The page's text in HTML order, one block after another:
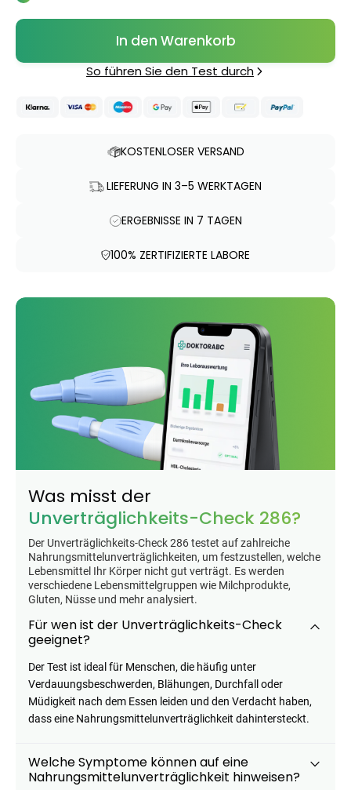
Categories
TestzentrumArzneimittel
&
Gesundheit
Hygiene &
Haushalt
Baby &
Familie
Sanitätshaus
Products
ARZNEIMITTEL & GESUNDHEIT
Durex Gefühlsecht
Classic Kondome
14,92 € 16,40 € -9%
Durex Play Feel
Gleitgel
In den Warenkorb
So führen Sie den Test durch
KOSTENLOSER VERSAND
LIEFERUNG IN 3–5 WERKTAGEN
ERGEBNISSE IN 7 TAGEN
100% ZERTIFIZIERTE LABORE
Was misst der
Unverträglichkeits-Check 286?
Der Unverträglichkeits-Check 286 testet auf zahlreiche
Nahrungsmittelunverträglichkeiten, um festzustellen, welche
Lebensmittel Ihr Körper nicht gut verträgt. Es werden
verschiedene Lebensmittelgruppen wie Milchprodukte,
Gluten, Nüsse und mehr analysiert.
Für wen ist der Unverträglichkeits-Check
geeignet?
Der Test ist ideal für Menschen, die häufig unter
Verdauungsbeschwerden, Blähungen, Durchfall oder
Müdigkeit nach dem Essen leiden und den Verdacht haben,
dass eine Nahrungsmittelunverträglichkeit dahintersteckt.
Welche Symptome können auf eine
Nahrungsmittelunverträglichkeit hinweisen?